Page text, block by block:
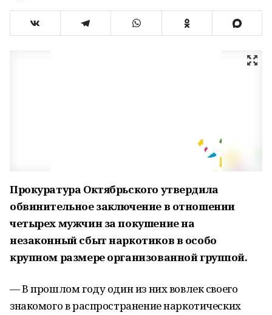
Прокуратура Октябрьского утвердила
обвинительное заключение в отношении
четырех мужчин за покушение на
незаконный сбыт наркотиков в особо
крупном размере организованной группой.
— В прошлом году один из них вовлек своего
знакомого в распространение наркотических